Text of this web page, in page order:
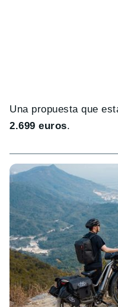
Una propuesta que
2.699 euros.